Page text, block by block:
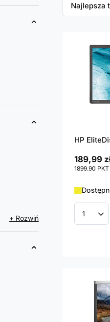
+ Rozwiń
Zmień
Najlepsza
HP
189,99
1899.90 PKT
Ilość